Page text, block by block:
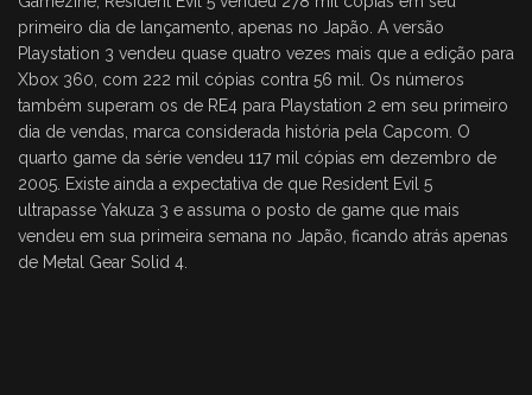
primeiro dia de lançamento, apenas no Japão. A versão
Playstation 3 vendeu quase quatro vezes mais que a edição para
Xbox 360, com 222 mil cópias contra 56 mil. Os números
também superam os de RE4 para Playstation 2 em seu primeiro
dia de vendas, marca considerada história pela Capcom. O
quarto game da série vendeu 117 mil cópias em dezembro de
2005. Existe ainda a expectativa de que Resident Evil 5
ultrapasse Yakuza 3 e assuma o posto de game que mais
vendeu em sua primeira semana no Japão, ficando atrás apenas
de Metal Gear Solid 4.